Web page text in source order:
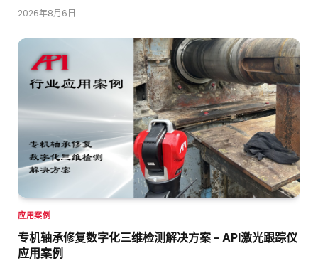
2026年8月6日
应用案例
专机轴承修复数字化三维检测解决方案 – API激光跟踪仪
应用案例